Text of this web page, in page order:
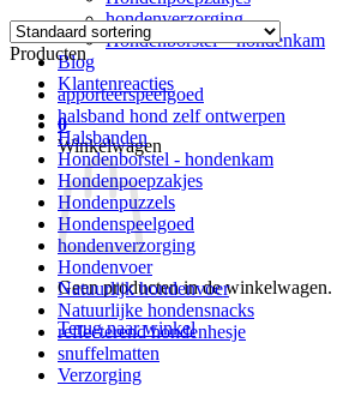
hondenverzorging
Hondenborstel – hondenkam
Blog
Klantenreacties
0
Winkelwagen
Geen producten in de winkelwagen.
Terug naar winkel
Producten
apporteerspeelgoed
halsband hond zelf ontwerpen
Halsbanden
Hondenborstel - hondenkam
Hondenpoepzakjes
Hondenpuzzels
Hondenspeelgoed
hondenverzorging
Hondenvoer
Natuurlijk hondenvoer
Natuurlijke hondensnacks
reflecterend hondenhesje
snuffelmatten
Verzorging